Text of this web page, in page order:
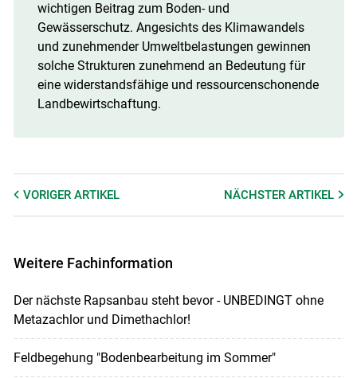
wichtigen Beitrag zum Boden- und
Gewässerschutz. Angesichts des Klimawandels
und zunehmender Umweltbelastungen gewinnen
solche Strukturen zunehmend an Bedeutung für
eine widerstandsfähige und ressourcenschonende
Landbewirtschaftung.
VORIGER ARTIKEL NÄCHSTERARTIKEL
Weitere Fachinformation
Der nächste Rapsanbau steht bevor - UNBEDINGT ohne
Metazachlor und Dimethachlor!
Feldbegehung "Bodenbearbeitung im Sommer"